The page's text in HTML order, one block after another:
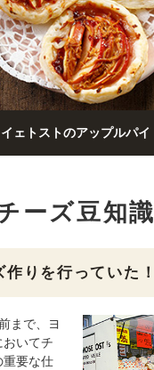
イェトストのアップルパイ
ーズ豆知識
りを行っていた！
まで、ヨ
おいてチ
重要な仕